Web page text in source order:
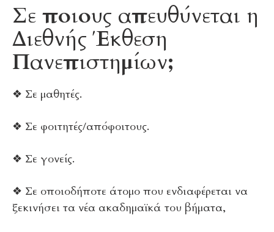
Σε ποιους απευθύνεται η
Διεθνής Έκθεση
Πανεπιστημίων;
❖ Σε μαθητές.
❖ Σε φοιτητές/απόφοιτους.
❖ Σε γονείς.
❖ Σε οποιοδήποτε άτομο που ενδιαφέρεται να
ξεκινήσει τα νέα ακαδημαϊκά του βήματα,